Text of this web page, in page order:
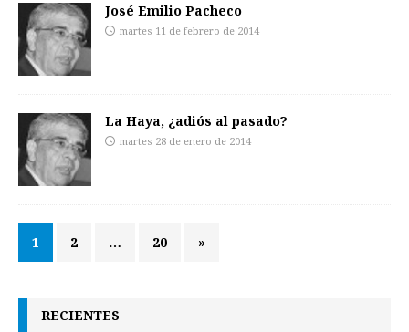
José Emilio Pacheco
martes 11 de febrero de 2014
La Haya, ¿adiós al pasado?
martes 28 de enero de 2014
1 2 … 20 »
RECIENTES